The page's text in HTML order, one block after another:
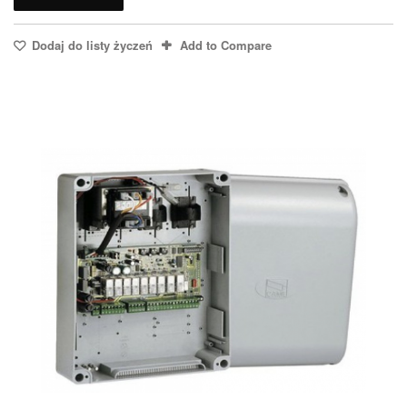
Dodaj do listy życzeń Add to Compare